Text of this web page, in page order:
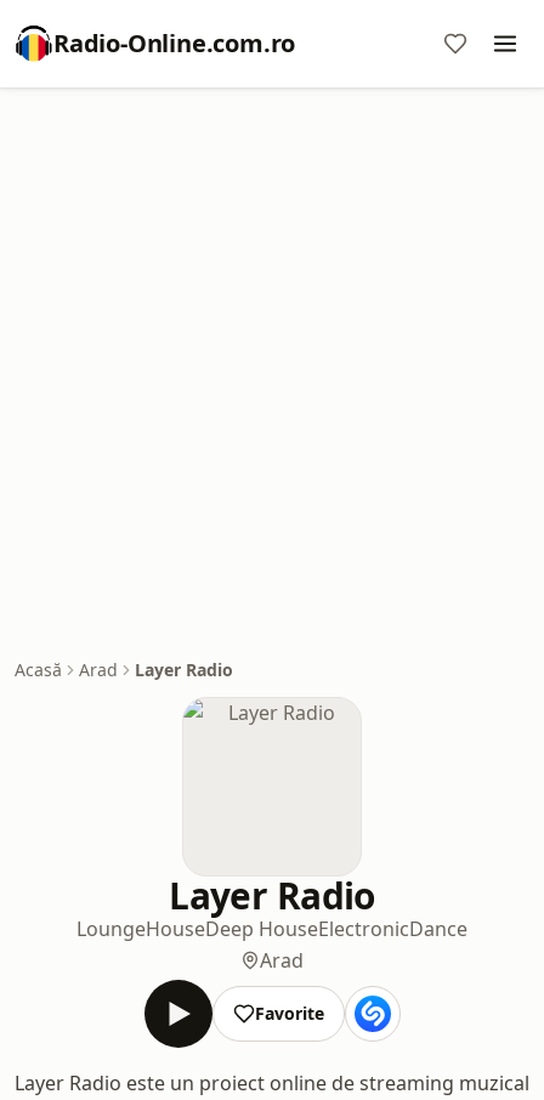
Radio-Online.com.ro
Acasă Arad Layer Radio
Layer Radio
LoungeHouseDeep HouseElectronicDance
Arad
Favorite
Layer Radio este un proiect online de streaming muzical